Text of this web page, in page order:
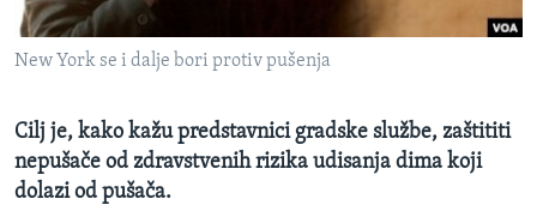
MAGAZIN
O GLASU AMERIKE
Learning English
PRATITE NAS
New York se i dalje bori protiv pušenja
Cilj je, kako kažu predstavnici gradske službe, zaštititi
nepušače od zdravstvenih rizika udisanja dima koji
dolazi od pušača.